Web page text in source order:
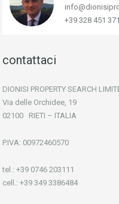
+39 328 451
contattaci
DIONISI PROPERTY SEARCH
Via delle Orchidee, 19
02100 RIETI – ITALIA
P.IVA: 00972460570
tel.: +39 0746 203111
cell.: +39 349 3386484